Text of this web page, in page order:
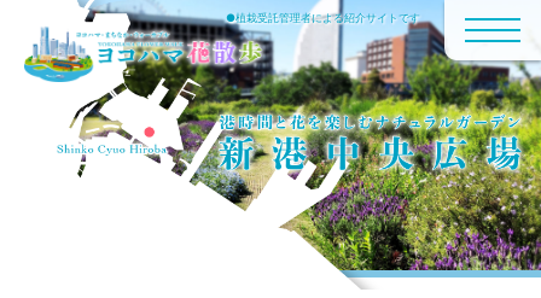
●植栽受託管理者による紹介サイトです